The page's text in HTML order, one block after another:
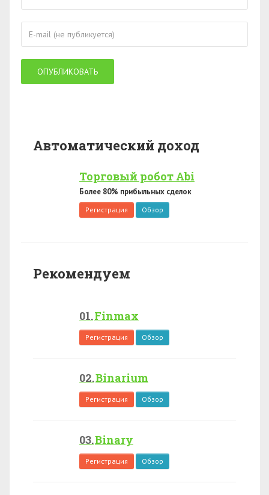
Автоматический доход
Торговый робот Abi
Более 80% прибыльных сделок
Регистрация Обзор
Рекомендуем
Finmax
Регистрация Обзор
Binarium
Регистрация Обзор
Binary
Регистрация Обзор